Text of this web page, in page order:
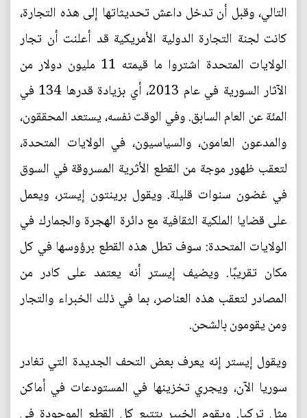
التالي، وقبل أن تدخل داعش تحديثاتها إلى هذه التجارة،
كانت لجنة التجارة الدولية الأمريكية قد أعلنت أن تجار
الولايات المتحدة اشتروا ما قيمته 11 مليون دولار من
الآثار السورية في عام 2013، أي بزيادة قدرها 134 في
المئة عن العام السابق. وفي الوقت نفسه، يستعد المحققون،
والمدعون العامون، والسياسيون، في الولايات المتحدة،
لتعقب ظهور موجة من القطع الأثرية المسروقة في السوق
في غضون سنوات قليلة. ويقول برينتون إيستر، ويعمل
على قضايا الملكية الثقافية مع دائرة الهجرة والجمارك في
الولايات المتحدة: سوف تطل هذه القطع برؤوسها في كل
مكان تقريبًا. ويضيف إيستر أنه يعتمد على كادر من
المصادر لتعقب هذه العناصر، بما في ذلك الخبراء والتجار
ومن يقومون بالشحن.
ويقول إيستر إنه يعرف بعض التحف الجديدة التي تغادر
سوريا الآن، ويجري تخزينها في المستودعات في أماكن